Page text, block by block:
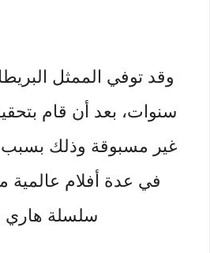
وقد توفي الممثل
سنوات، بعد أن قام
غير مسبوقة وذلك بسبب
في عدة أفلام عالمية
سلسلة هاري